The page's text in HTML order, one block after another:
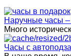
Наручные часы
Много
Часы с